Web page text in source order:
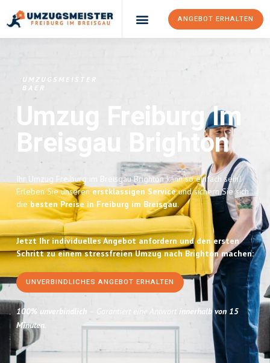
ANGEBOT ERHALTEN
UMZUGSMEISTER
BAER
Umzug Freiburg Im
Breisgau Brighton
Ihr Umzug Freiburg im Breisgau Brighton kann so einfach sein!
Erleben Sie unserenerstklassigen Serviceund sichern Sie sich
die besten Preise in Freiburg im Breisgau.
Jetzt Ihr individuelles Angebot anfordern und den ersten
Schritt zu einem stressfreien Umzug nach Brighton machen:
UNVERBINDLICHES ANGEBOT ERHALTEN
100% unverbindlich – Garantiert eine Antwort innerhalb von 15
Minuten.